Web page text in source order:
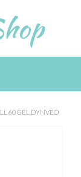
60 GEL DYNVEO